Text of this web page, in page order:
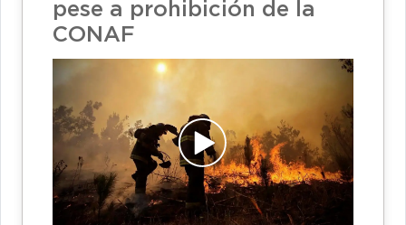
pese a prohibición de la
CONAF